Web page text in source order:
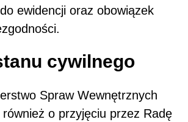
ewidencji oraz obowiązek
cywilnego
Spraw Wewnętrznych
również o przyjęciu przez Radę